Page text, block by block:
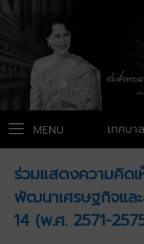
เทศบา
MENU
ร่วมแสดงความคิด
พัฒนาเศรษฐกิจแล
14 (พ.ศ. 2571-